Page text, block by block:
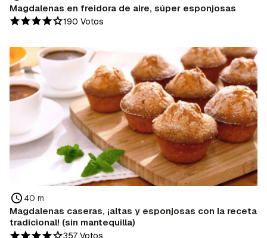
Magdalenas en freidora de aire, súper esponjosas
190 Votos
40 m
Magdalenas caseras, ¡altas y esponjosas con la receta
tradicional! (sin mantequilla)